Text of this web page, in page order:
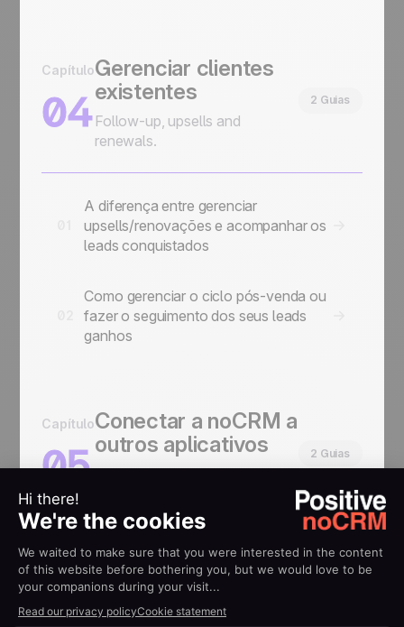
Capítulo
04
Gerenciar clientes
existentes
Follow-up, upsells and
renewals.
2 Guias
A diferença entre gerenciar
upsells/renovações e acompanhar os
leads conquistados
Como gerenciar o ciclo pós-venda ou
fazer o seguimento dos seus leads
ganhos
Capítulo
05
Conectar a noCRM a
outros aplicativos
Zapier, the API and direct
2 Guias
01
How to connect noCRM to your own
Information System